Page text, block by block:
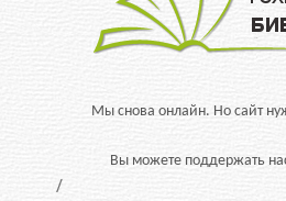
Мы снова онлайн. Но сайт
Вы можете поддержать